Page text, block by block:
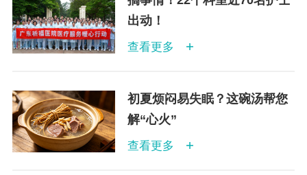
出动！
查看更多
初夏烦闷易失眠？这碗汤帮您
解“心火”
查看更多